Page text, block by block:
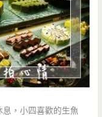
，小四喜歡的生魚